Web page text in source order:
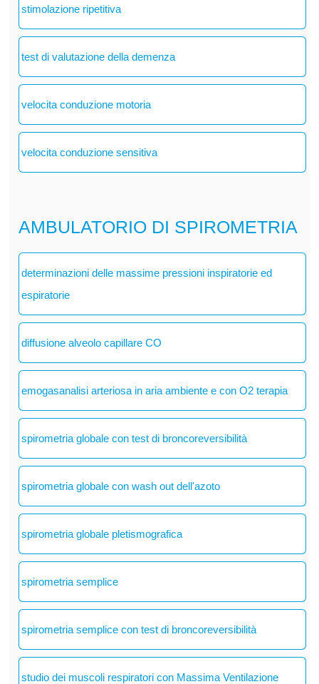
stimolazione ripetitiva
test di valutazione della demenza
velocita conduzione motoria
velocita conduzione sensitiva
AMBULATORIO DI SPIROMETRIA
determinazioni delle massime pressioni inspiratorie ed
espiratorie
diffusione alveolo capillare CO
emogasanalisi arteriosa in aria ambiente e con O2 terapia
spirometria globale con test di broncoreversibilità
spirometria globale con wash out dell'azoto
spirometria globale pletismografica
spirometria semplice
spirometria semplice con test di broncoreversibilità
studio dei muscoli respiratori con Massima Ventilazione